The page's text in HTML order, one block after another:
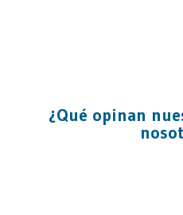
¿Qué opinan